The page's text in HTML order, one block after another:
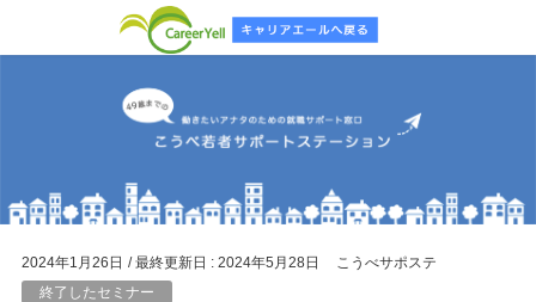
2024年1月26日 / 最終更新日 : 2024年5月28日
こうべサポステ
終了したセミナー